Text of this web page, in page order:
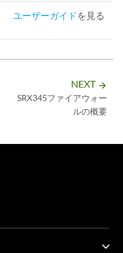
ユーザーガイド を見る
NEXT arrow_forward
SRX345ファイアウォー
ルの概要